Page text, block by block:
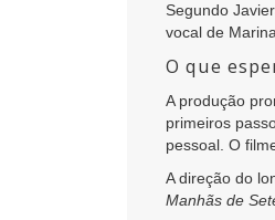
Segundo
vocal de
O que
A produção
primeiros
pessoal. O
A direção do
Manhãs de